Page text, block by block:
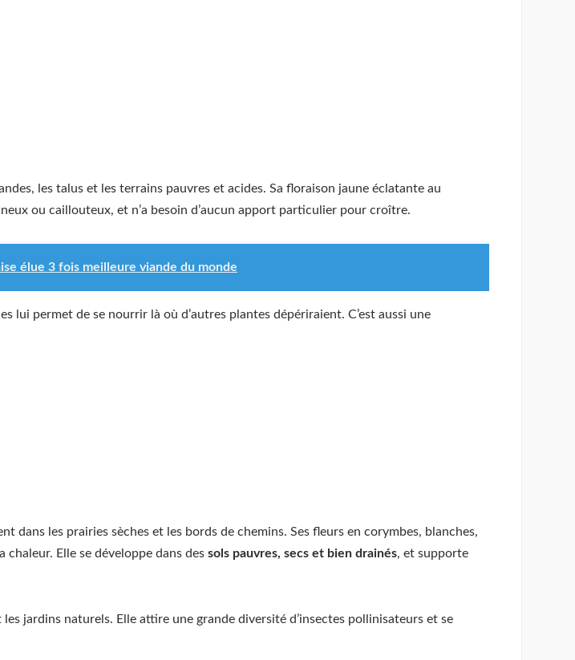
les talus et les terrains pauvres et acides. Sa floraison jaune éclatante au
ou caillouteux, et n’a besoin d’aucun apport particulier pour croître.
élue 3 fois meilleure viande du monde
lui permet de se nourrir là où d’autres plantes dépériraient. C’est aussi une
dans les prairies sèches et les bords de chemins. Ses fleurs en corymbes, blanches,
Elle se développe dans des sols pauvres, secs et bien drainés, et supporte
jardins naturels. Elle attire une grande diversité d’insectes pollinisateurs et se